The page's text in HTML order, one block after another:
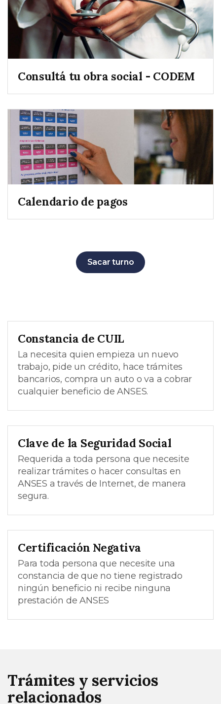
Consultá tu obra social - CODEM
Calendario de pagos
Sacar turno
Constancia de CUIL
La necesita quien empieza un nuevo
trabajo, pide un crédito, hace trámites
bancarios, compra un auto o va a cobrar
cualquier beneficio de ANSES.
Clave de la Seguridad Social
Requerida a toda persona que necesite
realizar trámites o hacer consultas en
ANSES a través de Internet, de manera
segura.
Certificación Negativa
Para toda persona que necesite una
constancia de que no tiene registrado
ningún beneficio ni recibe ninguna
prestación de ANSES
Trámites y servicios
relacionados